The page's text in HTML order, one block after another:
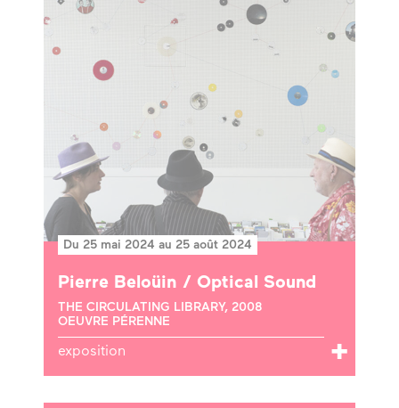
Du 25 mai 2024 au 25 août 2024
Pierre Beloüin / Optical Sound
THE CIRCULATING LIBRARY, 2008
OEUVRE PÉRENNE
exposition